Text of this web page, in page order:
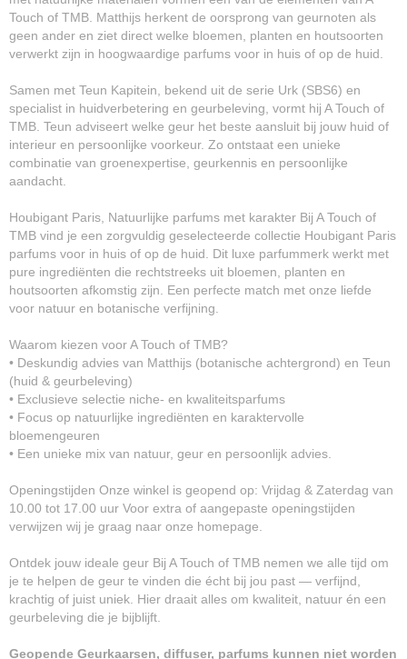
Touch of TMB. Matthijs herkent de oorsprong van geurnoten als
geen ander en ziet direct welke bloemen, planten en houtsoorten
verwerkt zijn in hoogwaardige parfums voor in huis of op de huid.
Samen met Teun Kapitein, bekend uit de serie Urk (SBS6) en
specialist in huidverbetering en geurbeleving, vormt hij A Touch of
TMB. Teun adviseert welke geur het beste aansluit bij jouw huid of
interieur en persoonlijke voorkeur. Zo ontstaat een unieke
combinatie van groenexpertise, geurkennis en persoonlijke
aandacht.
Houbigant Paris, Natuurlijke parfums met karakter Bij A Touch of
TMB vind je een zorgvuldig geselecteerde collectie Houbigant Paris
parfums voor in huis of op de huid. Dit luxe parfummerk werkt met
pure ingrediënten die rechtstreeks uit bloemen, planten en
houtsoorten afkomstig zijn. Een perfecte match met onze liefde
voor natuur en botanische verfijning.
Waarom kiezen voor A Touch of TMB?
• Deskundig advies van Matthijs (botanische achtergrond) en Teun
(huid & geurbeleving)
• Exclusieve selectie niche- en kwaliteitsparfums
• Focus op natuurlijke ingrediënten en karaktervolle
bloemengeuren
• Een unieke mix van natuur, geur en persoonlijk advies.
Openingstijden Onze winkel is geopend op: Vrijdag & Zaterdag van
10.00 tot 17.00 uur Voor extra of aangepaste openingstijden
verwijzen wij je graag naar onze homepage.
Ontdek jouw ideale geur Bij A Touch of TMB nemen we alle tijd om
je te helpen de geur te vinden die écht bij jou past — verfijnd,
krachtig of juist uniek. Hier draait alles om kwaliteit, natuur én een
geurbeleving die je bijblijft.
Geopende Geurkaarsen, diffuser, parfums kunnen niet worden